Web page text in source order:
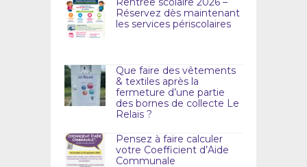
Réservez dès maintenant
les services périscolaires
Que faire des vêtements
& textiles après la
fermeture d’une partie
des bornes de collecte Le
Relais ?
Pensez à faire calculer
votre Coefficient d’Aide
Communale